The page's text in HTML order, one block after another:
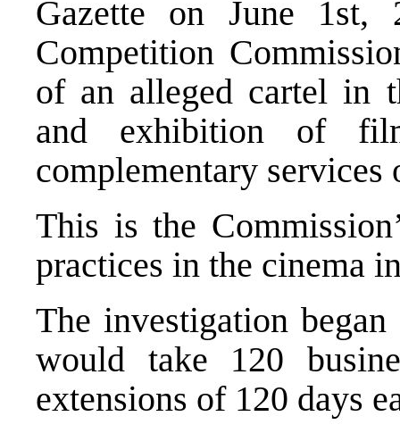
Gazette on June 1st,
Competition
of an alleged cartel in
and exhibition of
complementary services
This is the
practices in the cinema
The investigation
would take 120
extensions of 120 days